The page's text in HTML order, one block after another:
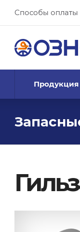
Способы оплаты
Продукция